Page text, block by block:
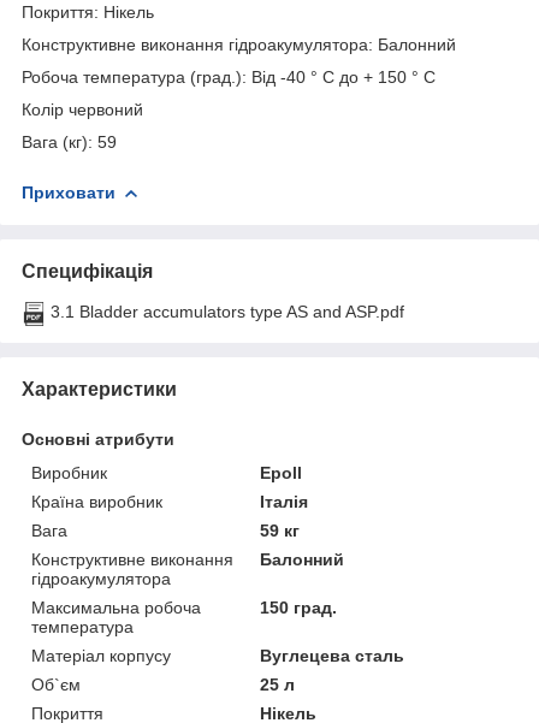
Покриття: Нікель
Конструктивне виконання гідроакумулятора: Балонний
Робоча температура (град.): Від -40 ° С до + 150 ° С
Колір червоний
Вага (кг): 59
Приховати
Специфікація
3.1 Bladder accumulators type AS and ASP.pdf
Характеристики
Основні атрибути
Виробник
Epoll
Країна виробник
Італія
Вага
59 кг
Конструктивне виконання
гідроакумулятора
Балонний
Максимальна робоча
температура
150 град.
Матеріал корпусу
Вуглецева сталь
Об`єм
25 л
Покриття
Нікель